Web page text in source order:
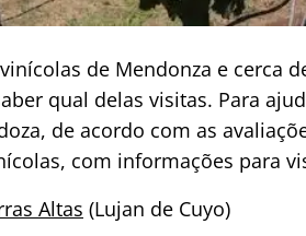
de Mendonza e cerca
qual delas visitas. Para
de acordo com as
com informações para
Altas (Lujan de Cuyo)